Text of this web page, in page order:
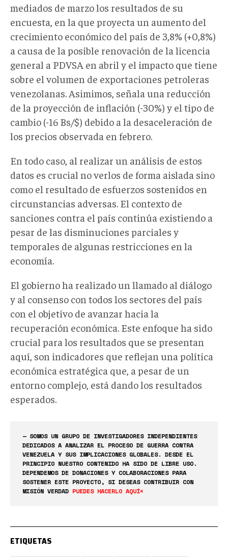
mediados de marzo los resultados de su
encuesta, en la que proyecta un aumento del
crecimiento económico del país de 3,8% (+0,8%)
a causa de la posible renovación de la licencia
general a PDVSA en abril y el impacto que tiene
sobre el volumen de exportaciones petroleras
venezolanas. Asimimos, señala una reducción
de la proyección de inflación (-30%) y el tipo de
cambio (-16 Bs/$) debido a la desaceleración de
los precios observada en febrero.
En todo caso, al realizar un análisis de estos
datos es crucial no verlos de forma aislada sino
como el resultado de esfuerzos sostenidos en
circunstancias adversas. El contexto de
sanciones contra el país continúa existiendo a
pesar de las disminuciones parciales y
temporales de algunas restricciones en la
economía.
El gobierno ha realizado un llamado al diálogo
y al consenso con todos los sectores del país
con el objetivo de avanzar hacia la
recuperación económica. Este enfoque ha sido
crucial para los resultados que se presentan
aquí, son indicadores que reflejan una política
económica estratégica que, a pesar de un
entorno complejo, está dando los resultados
esperados.
— SOMOS UN GRUPO DE INVESTIGADORES INDEPENDIENTES
DEDICADOS A ANALIZAR EL PROCESO DE GUERRA CONTRA
VENEZUELA Y SUS IMPLICACIONES GLOBALES. DESDE EL
PRINCIPIO NUESTRO CONTENIDO HA SIDO DE LIBRE USO.
DEPENDEMOS DE DONACIONES Y COLABORACIONES PARA
SOSTENER ESTE PROYECTO, SI DESEAS CONTRIBUIR CON
MISIÓN VERDAD PUEDES HACERLO AQUÍ<
ETIQUETAS